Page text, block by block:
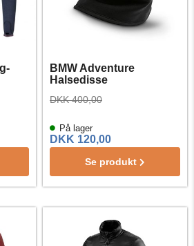
BMW Adventure
Halsedisse
På lager
DKK 400,00
DKK 120,00
Se produkt